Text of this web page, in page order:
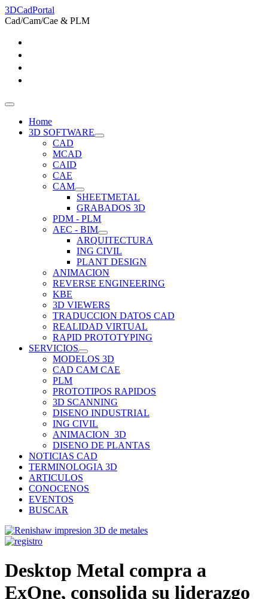
3DCadPortal
Cad/Cam/Cae & PLM
Home
3D SOFTWARE
CAD
MCAD
CAID
CAE
CAM
SHEETMETAL
GRABADOS 3D
PDM - PLM
AEC - BIM
ARQUITECTURA
ING CIVIL
PLANT DESIGN
ANIMACION
REVERSE ENGINEERING
KBE
3D VIEWERS
TRADUCCION DATOS CAD
REALIDAD VIRTUAL
RAPID PROTOTYPING
SERVICIOS
MODELOS 3D
CAD CAM CAE
PLM
PROTOTIPOS RAPIDOS
3D SCANNING
DISENO INDUSTRIAL
ING CIVIL
ANIMACION_3D
DISENO DE PLANTAS
NOTICIAS CAD
TERMINOLOGIA 3D
ARTICULOS
CONOCENOS
EVENTOS
BUSCAR
Desktop Metal compra a
ExOne, consolida su liderazgo